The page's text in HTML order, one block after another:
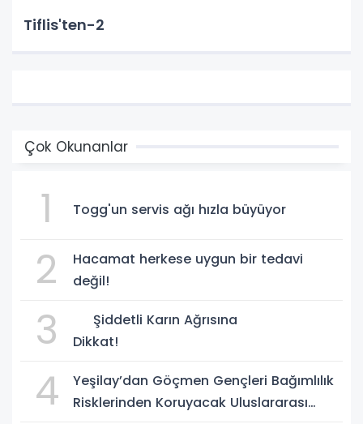
Tiflis'ten-2
Çok Okunanlar
1 Togg'un servis ağı hızla büyüyor
2
Hacamat herkese uygun bir tedavi
değil!
3
Şiddetli Karın Ağrısına
Dikkat!
4
Yeşilay’dan Göçmen Gençleri Bağımlılık
Risklerinden Koruyacak Uluslararası